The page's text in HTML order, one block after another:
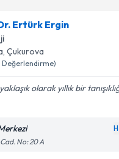
verilerimin işlenmesine ilişkin
Ertürk Ergin
, Çukurova
Değerlendirme)
olarak yıllık bir
No: 20 A